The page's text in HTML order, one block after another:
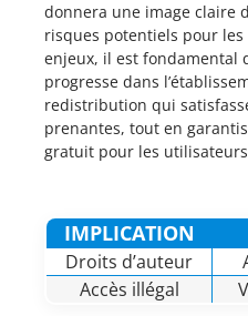
donnera une image claire
risques potentiels pour les
enjeux, il est fondamental
progresse dans
redistribution qui
prenantes, tout en
gratuit pour les
IMPLICATION
Droits d’auteur
Accès illégal